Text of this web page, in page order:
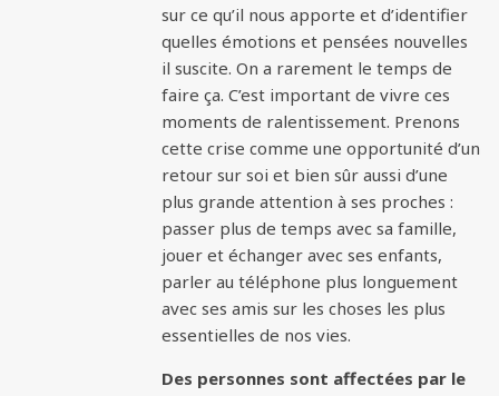
sur ce qu’il nous apporte et d’identifier
quelles émotions et pensées nouvelles
il suscite. On a rarement le temps de
faire ça. C’est important de vivre ces
moments de ralentissement. Prenons
cette crise comme une opportunité d’un
retour sur soi et bien sûr aussi d’une
plus grande attention à ses proches :
passer plus de temps avec sa famille,
jouer et échanger avec ses enfants,
parler au téléphone plus longuement
avec ses amis sur les choses les plus
essentielles de nos vies.
Des personnes sont affectées par le